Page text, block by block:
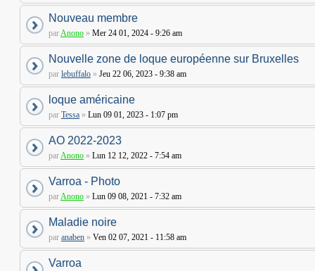
Nouveau membre
parAnono » Mer 24 01, 2024 - 9:26 am
Nouvelle zone de loque européenne sur Bruxelles
par lebuffalo » Jeu 22 06, 2023 - 9:38 am
loque américaine
par Tessa » Lun 09 01, 2023 - 1:07 pm
AO 2022-2023
parAnono » Lun 12 12, 2022 - 7:54 am
Varroa - Photo
parAnono » Lun 09 08, 2021 - 7:32 am
Maladie noire
par anaben » Ven 02 07, 2021 - 11:58 am
Varroa